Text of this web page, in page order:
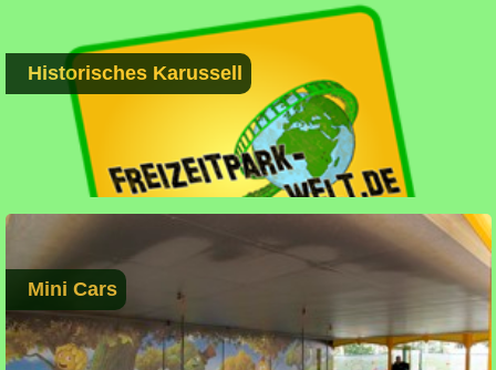
Historisches Karussell
Mini Cars